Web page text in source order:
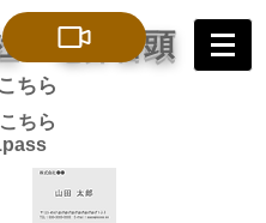
電算番頭
ちら
ちら